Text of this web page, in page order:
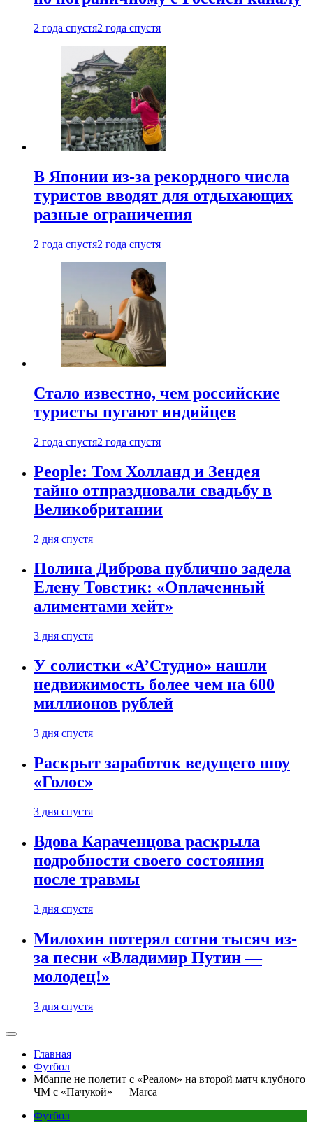
2 года спустя2 года спустя
В Японии из-за рекордного числа
туристов вводят для отдыхающих
разные ограничения
2 года спустя2 года спустя
Стало известно, чем российские
туристы пугают индийцев
2 года спустя2 года спустя
People: Том Холланд и Зендея
тайно отпраздновали свадьбу в
Великобритании
2 дня спустя
Полина Диброва публично задела
Елену Товстик: «Оплаченный
алиментами хейт»
3 дня спустя
У солистки «А’Студио» нашли
недвижимость более чем на 600
миллионов рублей
3 дня спустя
Раскрыт заработок ведущего шоу
«Голос»
3 дня спустя
Вдова Караченцова раскрыла
подробности своего состояния
после травмы
3 дня спустя
Милохин потерял сотни тысяч из-
за песни «Владимир Путин —
молодец!»
3 дня спустя
Главная
Футбол
Мбаппе не полетит с «Реалом» на второй матч клубного
ЧМ с «Пачукой» — Marca
Футбол